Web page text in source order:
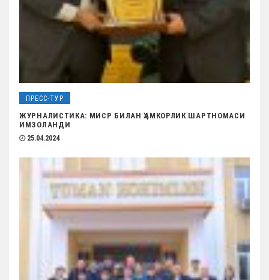
ПРЕСС-ТУР
ЖУРНАЛИСТИКА: МИСР БИЛАН ҲАМКОРЛИК ШАРТНОМАСИ
ИМЗОЛАНДИ
25.04.2024